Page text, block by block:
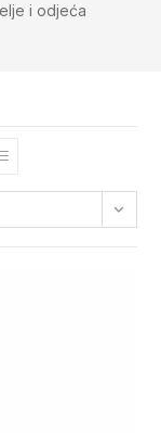
i odjeća